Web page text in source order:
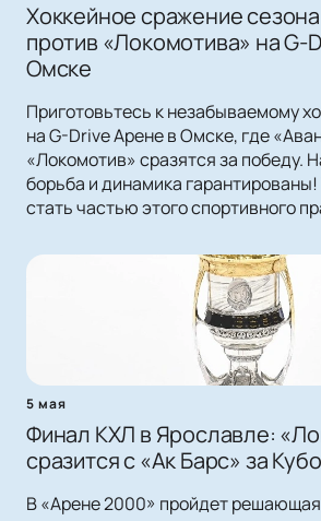
Хоккейное сражение
против «Локомотива» на G-
Омске
Приготовьтесь к незабываемому
на G-Drive Арене в Омске, где
«Локомотив» сразятся за победу.
борьба и динамика гарантированы!
стать частью этого спортивного
5 мая
Финал КХЛ в Ярославле:
сразится с «Ак Барс» за
В «Арене 2000» пройдет